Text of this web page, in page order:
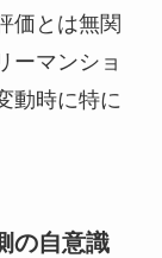
価とは無関
ーマンショ
動時に特に
の自意識